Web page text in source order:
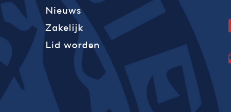
Nieuws
Zakelijk
Lid worden